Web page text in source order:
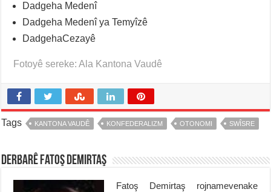
Dadgeha Medenî
Dadgeha Medenî ya Temyîzê
DadgehaCezayê
Fotoyê sereke: Ala Kantona Vaudê
Tags KANTONA VAUDÊ KONFEDERALIZM OTONOMI SWÎSRE
Derbarê Fatoş Demirtaş
Fatoş Demirtaş rojnamevenake